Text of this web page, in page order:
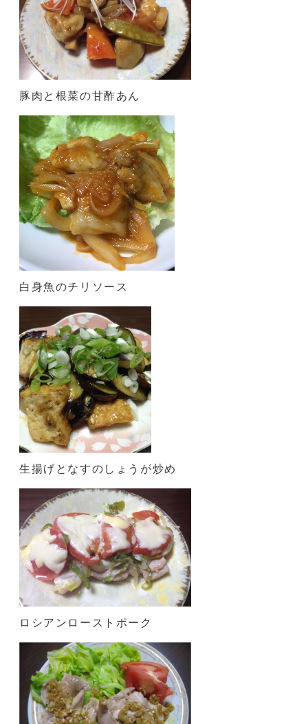
豚肉と根菜の甘酢あん
白身魚のチリソース
生揚げとなすのしょうが炒め
ロシアンローストポーク